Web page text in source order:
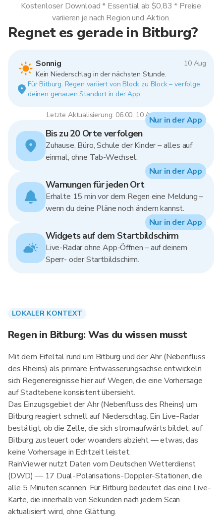
Regnet es gerade in Bitburg?
Sonnig
10 Aug
Kein Niederschlag in der nächsten Stunde.
Für Bitburg. Regen variiert von Block zu Block – verfolge
deinen genauen Standort in der App.
Letzte Aktualisierung: 06:00, 10 Aug 2026
Kostenloser Download * Essential ab $0,83 * Preise
variieren je nach Region und Aktion.
Bis zu 20 Orte verfolgen
Zuhause, Büro, Schule der Kinder – alles auf
einmal, ohne Tab-Wechsel.
Nur in der App
Warnungen für jeden Ort
Erhalte 15 min vor dem Regen eine Meldung –
wenn du deine Pläne noch ändern kannst.
Nur in der App
Widgets auf dem Startbildschirm
Live-Radar ohne App-Öffnen – auf deinem
Sperr- oder Startbildschirm.
Nur in der App
LOKALER KONTEXT
Regen in Bitburg: Was du wissen musst
Mit dem Eifeltal rund um Bitburg und der Ahr (Nebenfluss
des Rheins) als primäre Entwässerungsachse entwickeln
sich Regenereignisse hier auf Wegen, die eine Vorhersage
auf Stadtebene konsistent übersieht.
Das Einzugsgebiet der Ahr (Nebenfluss des Rheins) um
Bitburg reagiert schnell auf Niederschlag. Ein Live-Radar
bestätigt, ob die Zelle, die sich stromaufwärts bildet, auf
Bitburg zusteuert oder woanders abzieht — etwas, das
keine Vorhersage in Echtzeit leistet.
RainViewer nutzt Daten vom Deutschen Wetterdienst
(DWD) — 17 Dual-Polarisations-Doppler-Stationen, die
alle 5 Minuten scannen. Für Bitburg bedeutet das eine Live-
Karte, die innerhalb von Sekunden nach jedem Scan
aktualisiert wird, ohne Glättung.